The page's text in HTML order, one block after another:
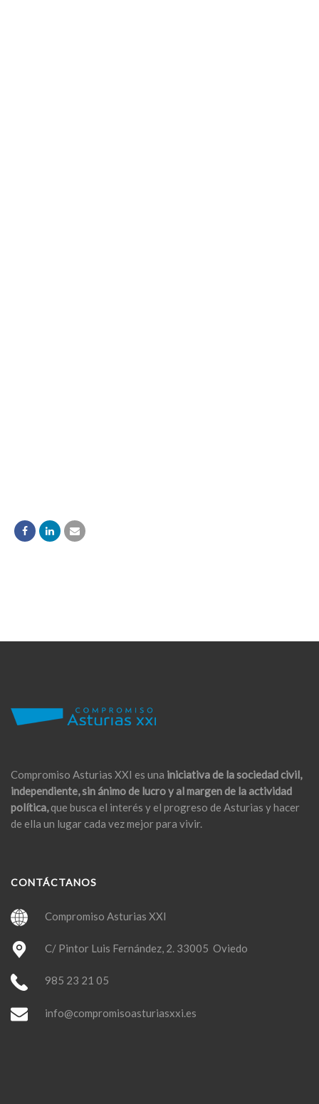
Compromiso Asturias XXI es una iniciativa de la sociedad civil,
independiente, sin ánimo de lucro y al margen de la actividad
política,que busca el interés y el progreso de Asturias y hacer
de ella un lugar cada vez mejor para vivir.
CONTÁCTANOS
Compromiso Asturias XXI
C/ Pintor Luis Fernández, 2. 33005 Oviedo
985 23 21 05
info@compromisoasturiasxxi.es